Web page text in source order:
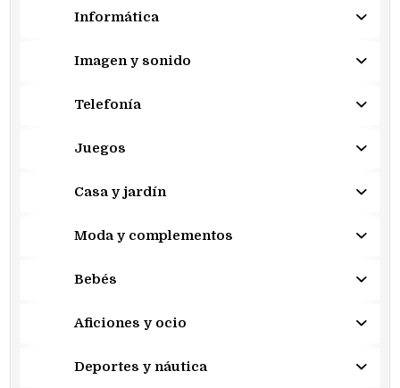
Informática
Imagen y sonido
Telefonía
Juegos
Casa y jardín
Moda y complementos
Bebés
Aficiones y ocio
Deportes y náutica